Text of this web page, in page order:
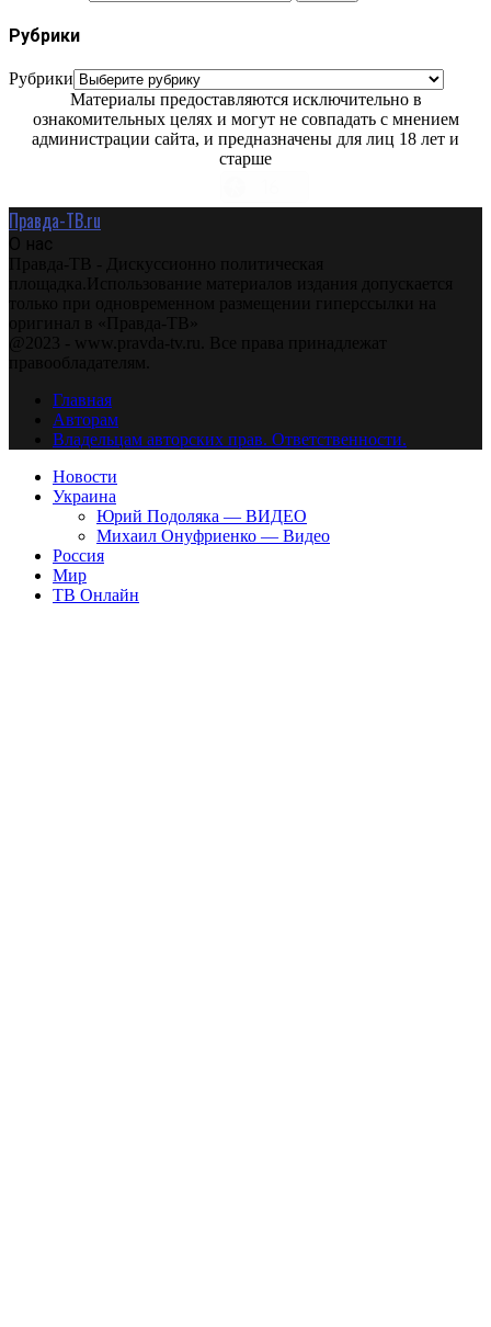
Рубрики
Рубрики
Материалы предоставляются исключительно в
ознакомительных целях и могут не совпадать с мнением
администрации сайта, и предназначены для лиц 18 лет и
старше
Правда-ТВ.ru
О нас
Правда-ТВ - Дискуссионно политическая
площадка.Использование материалов издания допускается
только при одновременном размещении гиперссылки на
оригинал в «Правда-ТВ»
@2023 - www.pravda-tv.ru. Все права принадлежат
правообладателям.
Главная
Авторам
Владельцам авторских прав. Ответственности.
Новости
Украина
Юрий Подоляка — ВИДЕО
Михаил Онуфриенко — Видео
Россия
Мир
ТВ Онлайн